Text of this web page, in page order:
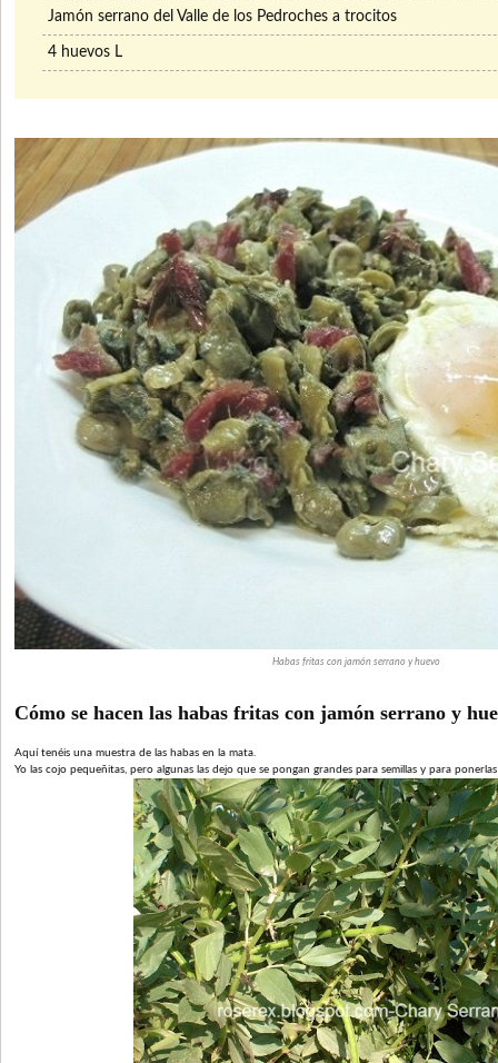
Jamón serrano del Valle de los Pedroches a trocitos
4 huevos L
Habas fritas con jamón serrano y huevo
Cómo se hacen las habas fritas con jamón serrano y
Aquí tenéis una muestra de las habas en la mata.
Yo las cojo pequeñitas, pero algunas las dejo que se pongan grandes para semillas y para